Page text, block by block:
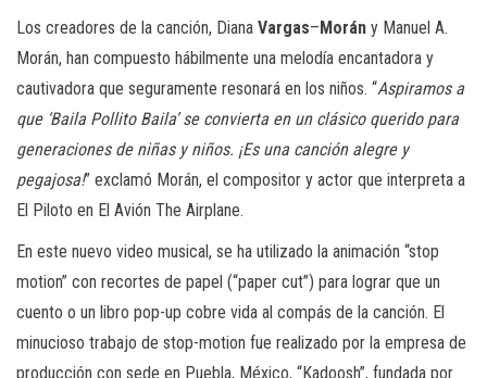
Los creadores de la canción, Diana Vargas– Morán y Manuel A.
Morán, han compuesto hábilmente una melodía encantadora y
cautivadora que seguramente resonará en los niños. “Aspiramos a
que ‘Baila Pollito Baila’ se convierta en un clásico querido para
generaciones de niñas y niños. ¡Es una canción alegre y
pegajosa!” exclamó Morán, el compositor y actor que interpreta a
El Piloto en El Avión The Airplane.
En este nuevo video musical, se ha utilizado la animación “stop
motion” con recortes de papel (“paper cut”) para lograr que un
cuento o un libro pop-up cobre vida al compás de la canción. El
minucioso trabajo de stop-motion fue realizado por la empresa de
producción con sede en Puebla, México, “Kadoosh”, fundada por